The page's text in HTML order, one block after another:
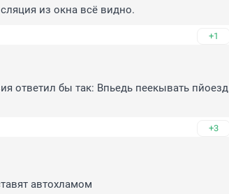
из окна всё видно.
+1
ответил бы так: Впьедь пеекывать пйоезд
+3
автохламом